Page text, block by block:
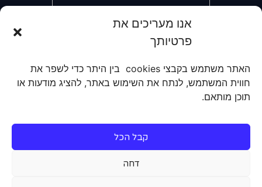
אנו מעריכים את
פרטיותך
האתר משתמש בקבצי cookies בין היתר כדי לשפר את
חווית המשתמש, לנתח את השימוש באתר, להציג מודעות או
תוכן מותאם.
קבל הכל
דחה
אני מאשר/ת את מסירת הפרטים
קבלת מידע על מוצרים, שירותים, מועדון
לקוחות. אני מודע/ת שאוכל לבטל את
הרישום שלי בכל עת ושעל מסירת הפרטים